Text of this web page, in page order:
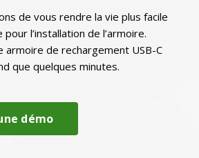
de vous rendre la vie plus facile
l’installation de l’armoire.
armoire de rechargement USB-C
que quelques minutes.
démo